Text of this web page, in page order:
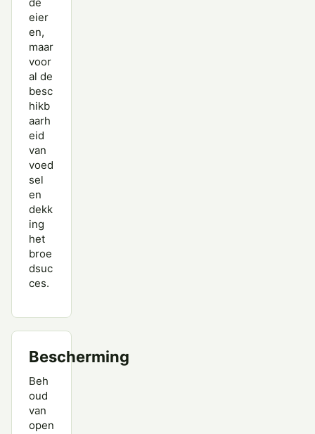
eier
en,
maar
voor
al de
besc
hikb
aarh
eid
van
voed
sel
en
dekk
ing
het
broe
dsuc
ces.
Bescherming
Beh
oud
van
open